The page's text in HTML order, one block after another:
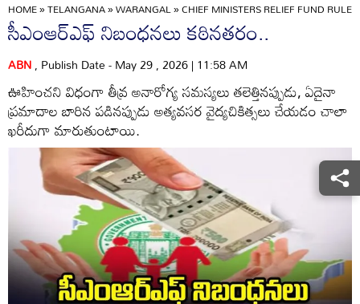
HOME»TELANGANA»WARANGAL»CHIEF MINISTERS RELIEF FUND
సీఎంఆర్‌ఎఫ్‌ నిబంధనలు కఠినతరం..
ABN, Publish Date - May 29 , 2026 | 11:58 AM
ఊహించని విధంగా తీవ్ర అనారోగ్య సమస్యలు తలెత్తినప్పుడు, ఏదైనా
ప్రమాదాల బారిన పడినప్పుడు అత్యవసర వైద్యచికిత్సలు చేయడం చాలా
ఖరీదుగా మారుతుంటాయి.